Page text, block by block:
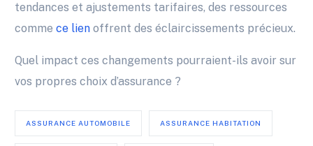
tendances et ajustements tarifaires, des ressources
commece lien offrent des éclaircissements précieux.
Quel impact ces changements pourraient-ils avoir sur
vos propres choix d’assurance ?
ASSURANCE AUTOMOBILE ASSURANCE HABITATION